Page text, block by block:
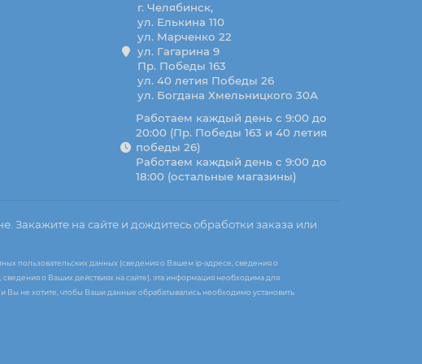
г. Челябинск,
ул. Елькина 110
ул. Марченко 22
ул. Гагарина 9
Пр. Победы 163
ул. 40 летия Победы 26
ул. Богдана Хмельницкого 30А
Работаем каждый день с 9:00 до
20:00 (Пр. Победы 163 и 40 летия
победы 26)
Работаем каждый день с 9:00 до
18:00 (остальные магазины)
Закажите на сайте и дождитесь обработки заказа или
пользовательских данных (сведения о Вашем ip-адресе, сведения о
о Ваших действиях на сайте), эта информация необходима для
Вы не хотите, чтобы Ваши данные обрабатывались необходимо установить